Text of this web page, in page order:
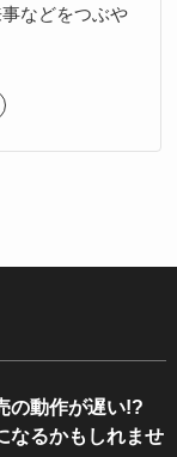
などをつぶや
の動作が遅い!?
なるかもしれませ